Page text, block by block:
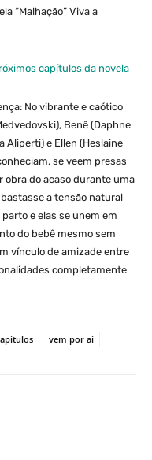
“Malhação” Viva a
capítulos da novela
No vibrante e caótico
Benê (Daphne
Aliperti) e Ellen (Heslaine
se veem presas
obra do acaso durante uma
a tensão natural
e elas se unem em
do bebê mesmo sem
vínculo de amizade entre
completamente
vem por aí